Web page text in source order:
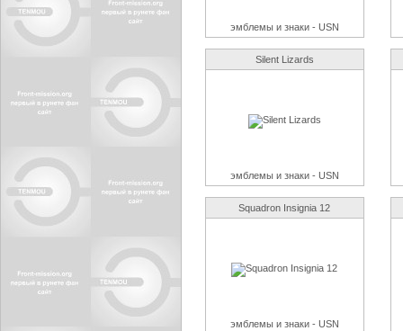
эмблемы и знаки - USN
Silent Lizards
эмблемы и знаки - USN
Squadron Insignia 12
эмблемы и знаки - USN